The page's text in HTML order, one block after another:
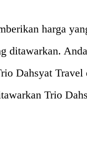
harga
ditawarkan.
Dahsyat Travel
Trio